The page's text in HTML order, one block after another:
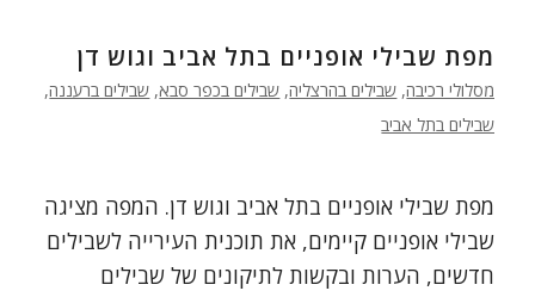
מפת שבילי אופניים בתל אביב וגוש דן
מסלולי רכיבה, שבילים בהרצליה, שבילים בכפר סבא, שבילים ברעננה,
שבילים בתל אביב
מפת שבילי אופניים בתל אביב וגוש דן. המפה מציגה
שבילי אופניים קיימים, את תוכנית העירייה לשבילים
חדשים, הערות ובקשות לתיקונים של שבילים